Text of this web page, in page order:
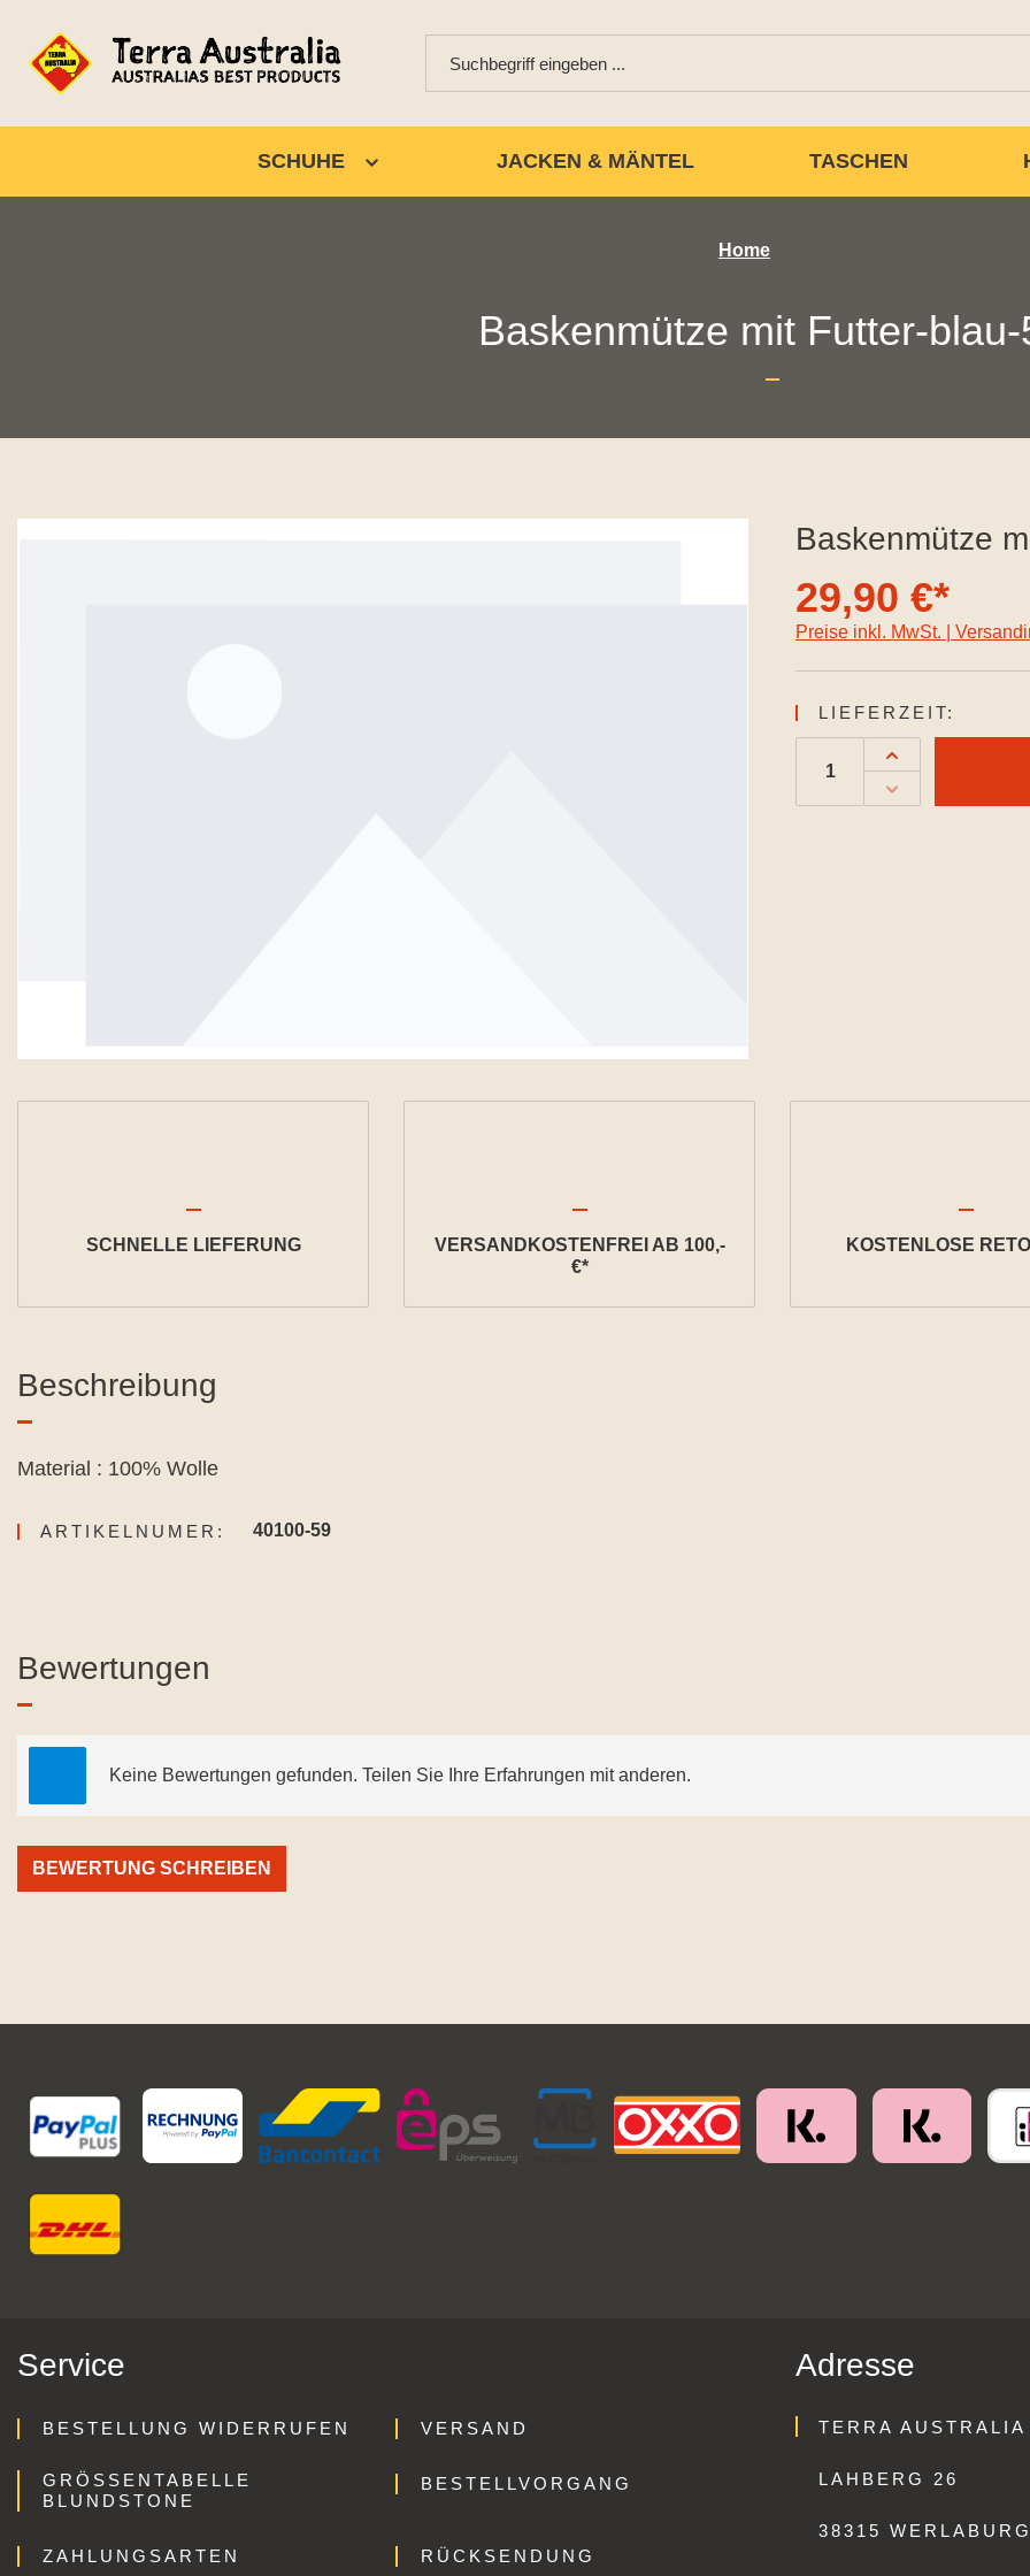
SCHUHE JACKEN & MÄNTEL TASCHEN
Home
Baskenmütze mit Futter-
Baskenmütze
29,90 €*
Preise inkl. MwSt. |
LIEFERZEIT:
SCHNELLE LIEFERUNG
VERSANDKOSTENFREI AB 100,-
€*
KOSTENLOSE
Beschreibung
Material : 100% Wolle
ARTIKELNUMER: 40100-59
Bewertungen
Keine Bewertungen gefunden. Teilen Sie Ihre Erfahrungen mit anderen.
BEWERTUNG SCHREIBEN
Service
BESTELLUNG WIDERRUFEN VERSAND
GRÖSSENTABELLE B
LUNDSTONE
BESTELLVORGANG
ZAHLUNGSARTEN RÜCKSENDUNG
Adresse
TERRA AUSTRALIA
LAHBERG 26
38315